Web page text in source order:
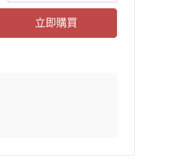
立即購買